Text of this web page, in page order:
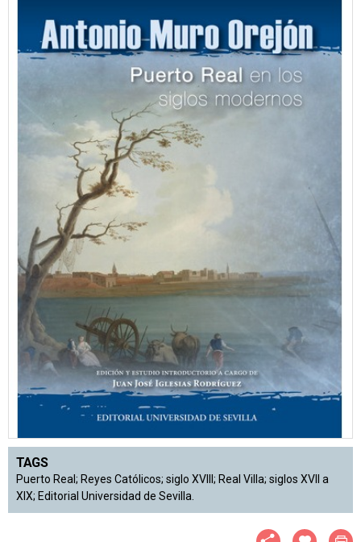
TAGS
Puerto Real; Reyes Católicos; siglo XVIII; Real Villa; siglos XVII a
XIX; Editorial Universidad de Sevilla.